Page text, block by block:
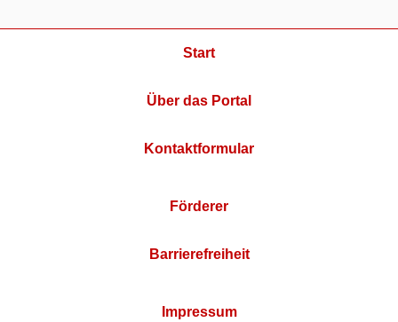
Start
Über das Portal
Kontaktformular
Förderer
Barrierefreiheit
Impressum